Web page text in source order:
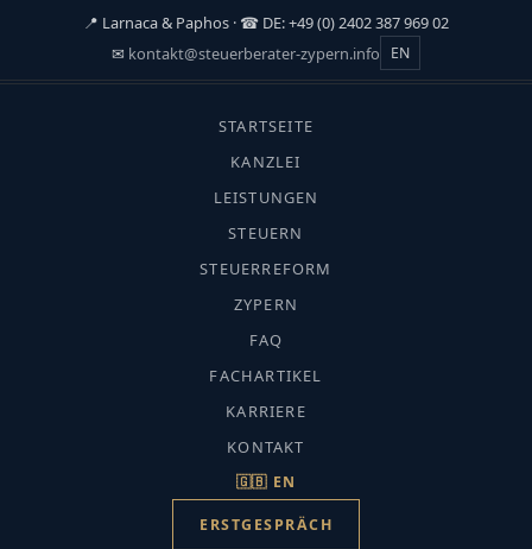
📍 Larnaca & Paphos · ☎ DE: +49 (0) 2402 387 969 02
✉ kontakt@steuerberater-zypern.info EN
STARTSEITE
KANZLEI
LEISTUNGEN
STEUERN
STEUERREFORM
ZYPERN
FAQ
FACHARTIKEL
KARRIERE
KONTAKT
🇬🇧 EN
ERSTGESPRÄCH
START
›
Steuern auf Zypern
STEUERN AUF ZYPERN
Stempelsteuer Zypern
CMC-Fachredaktion · Aktualisiert: Juli
2026 · Lesezeit ca. 10 Min.